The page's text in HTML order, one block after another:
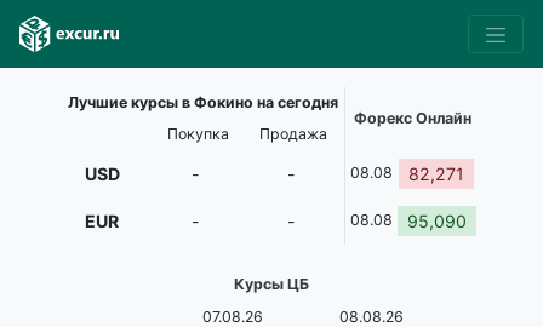
Лучшие курсы в Фокино на сегодня
Форекс Онлайн
Покупка
Продажа
USD - - 08.08 82,271
EUR - - 08.08 95,090
Курсы ЦБ
07.08.26
08.08.26